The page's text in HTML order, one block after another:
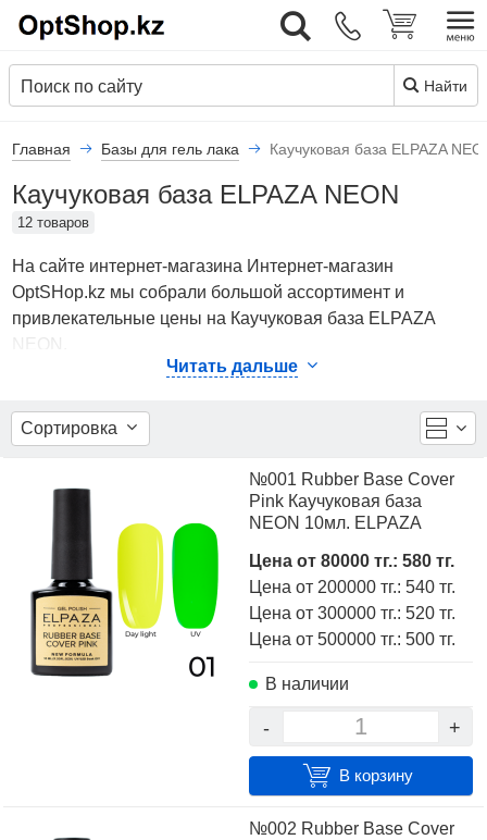
Найти
Главная Базы для гель лака Каучуковая база ELPAZA
Каучуковая база ELPAZA NEON
12 товаров
На сайте интернет-магазина Интернет-магазин
OptSHop.kz мы собрали большой ассортимент и
привлекательные цены на Каучуковая база ELPAZA
В каталоге представлены Базы для гель лака
- Каучуковая база ELPAZA NEON от ведущих мировых
производителей. Вы можете ознакомиться с
покупателей, техническими характеристиками, а также
сравнить понравившиеся модели и выбрать лучшую
стоимость.
Для того чтобы купить Каучуковая база ELPAZA NEON,
достаточно оформить заявку на сайте или связаться с
консультантом в режиме on-line.
Читать дальше
Сортировка
№001 Rubber Base Cover
Pink Каучуковая база
NEON 10мл. ELPAZA
Цена от 80000 тг.: 580 тг.
Цена от 200000 тг.: 540 тг.
Цена от 300000 тг.: 520 тг.
Цена от 500000 тг.: 500 тг.
В наличии
+
-
В корзину
№002 Rubber Base Cover